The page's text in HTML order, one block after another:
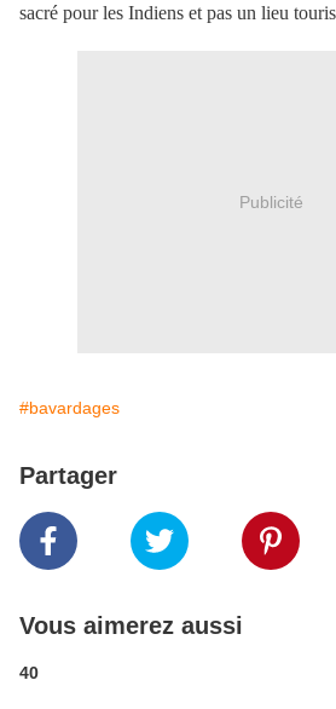
sacré pour les Indiens et pas un lieu
Publicité
#bavardages
Partager
Vous aimerez aussi
40